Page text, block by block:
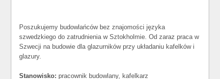
Poszukujemy budowlańców bez znajomości języka
szwedzkiego do zatrudnienia w Sztokholmie. Od zaraz praca w
Szwecji na budowie dla glazurników przy układaniu kafelków i
glazury.
Stanowisko: pracownik budowlany, kafelkarz